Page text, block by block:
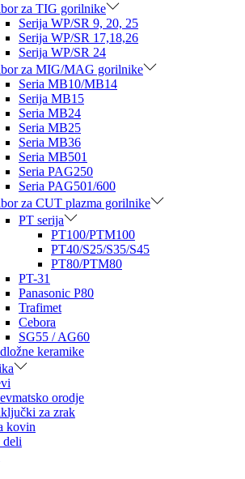
za TIG gorilnike
Serija WP/SR 9, 20, 25
Serija WP/SR 17,18,26
Serija WP/SR 24
za MIG/MAG gorilnike
Seria MB10/MB14
Serija MB15
Seria MB24
Seria MB25
Seria MB36
Seria MB501
Seria PAG250
Seria PAG501/600
za CUT plazma gorilnike
PT serija
PT100/PTM100
PT40/S25/S35/S45
PT80/PTM80
PT-31
Panasonic P80
Trafimet
Cebora
SG55 / AG60
keramike
orodje
za zrak
kovin
deli